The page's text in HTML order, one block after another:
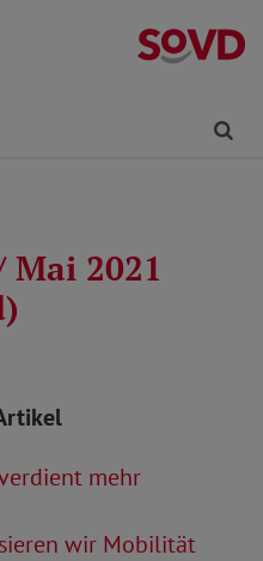
Mai 2021
mehr
wir Mobilität